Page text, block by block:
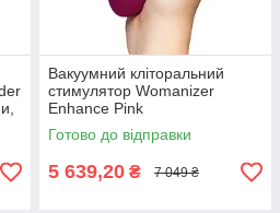
Вакуумний кліторальний
стимулятор Womanizer
Enhance Pink
Готово до відправки
5 639,20 ₴ 7 049 ₴